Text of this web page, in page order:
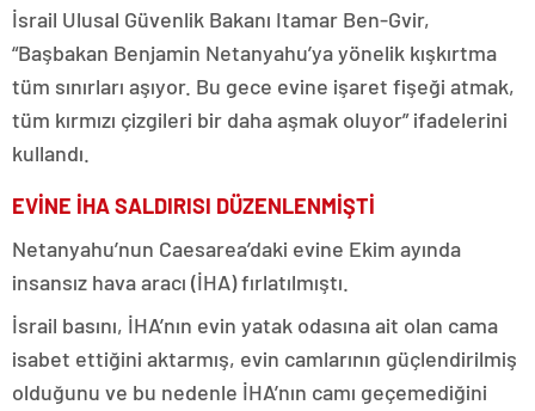
İsrail Ulusal Güvenlik Bakanı Itamar Ben-Gvir,
“Başbakan Benjamin Netanyahu’ya yönelik kışkırtma
tüm sınırları aşıyor. Bu gece evine işaret fişeği atmak,
tüm kırmızı çizgileri bir daha aşmak oluyor” ifadelerini
kullandı.
EVİNE İHA SALDIRISI DÜZENLENMİŞTİ
Netanyahu’nun Caesarea’daki evine Ekim ayında
insansız hava aracı (İHA) fırlatılmıştı.
İsrail basını, İHA’nın evin yatak odasına ait olan cama
isabet ettiğini aktarmış, evin camlarının güçlendirilmiş
olduğunu ve bu nedenle İHA’nın camı geçemediğini